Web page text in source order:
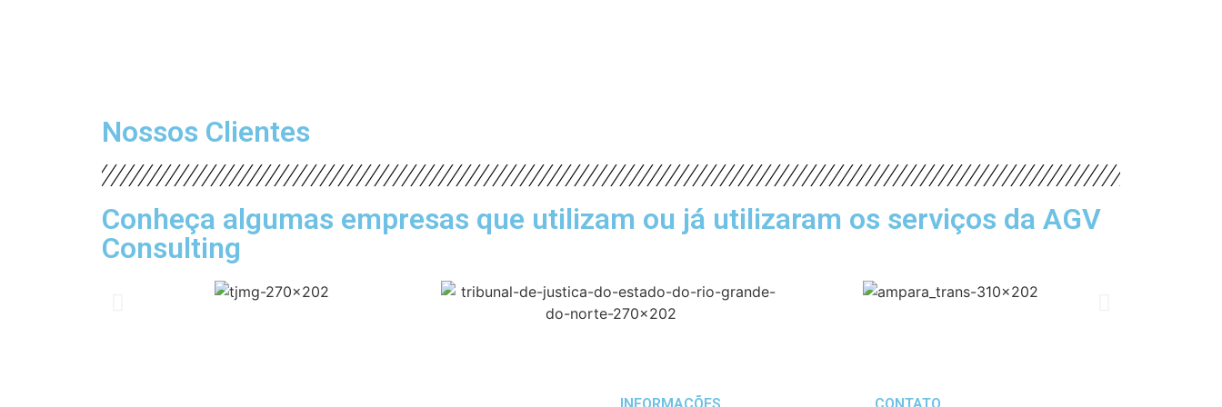
Nossos Clientes
Conheça algumas empresas que utilizam ou já utilizaram os serviços da AGV
Consulting